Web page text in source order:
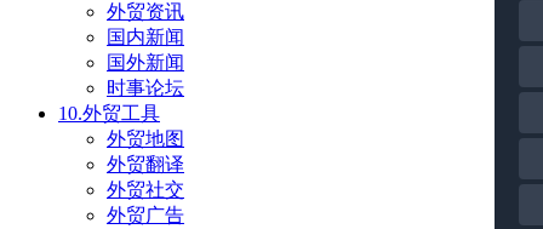
外贸资讯
国内新闻
国外新闻
时事论坛
10.外贸工具
外贸地图
外贸翻译
外贸社交
外贸广告